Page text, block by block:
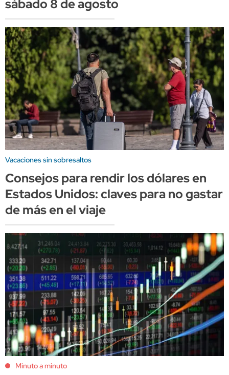
sábado 8 de agosto
Vacaciones sin sobresaltos
Consejos para rendir los dólares en
Estados Unidos: claves para no gastar
de más en el viaje
Minuto a minuto